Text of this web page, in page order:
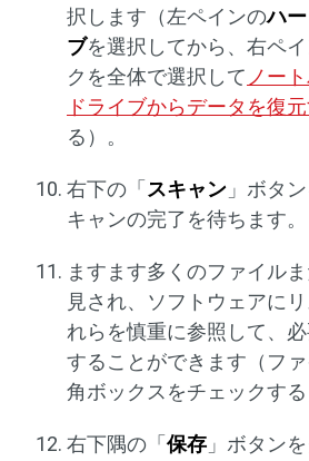
択します（左ペインのハ
ブを選択してから、右ペ
クを全体で選択して ノー
ドライブからデータを復
る）。
右下の「 スキャン 」ボタ
キャンの完了を待ちます。
ますます多くのファイル
見され、ソフトウェアに
れらを慎重に参照して、
することができます（フ
角ボックスをチェックする
右下隅の「 保存 」ボタン